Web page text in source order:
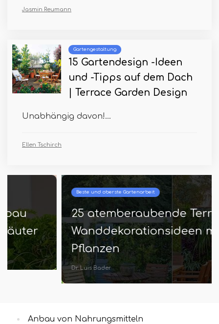
Jasmin Reumann
Gartengestaltung
15 Gartendesign -Ideen
und -Tipps auf dem Dach
| Terrace Garden Design
Unabhängig davon!...
Ellen Tschirch
Beste und oberste Gartenarbeit
25 atemberaubende Terrasse
Wanddekorationsideen mit
Pflanzen
Dr. Luis Bader
Anbau von Nahrungsmitteln